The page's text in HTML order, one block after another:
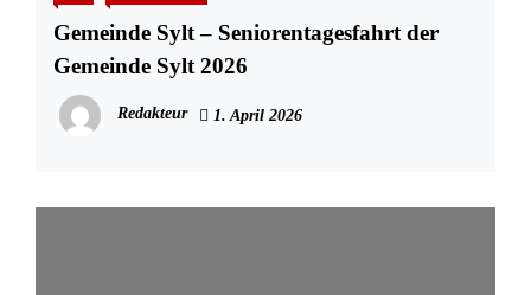
Gemeinde Sylt – Seniorentagesfahrt der
Gemeinde Sylt 2026
Redakteur 1. April 2026